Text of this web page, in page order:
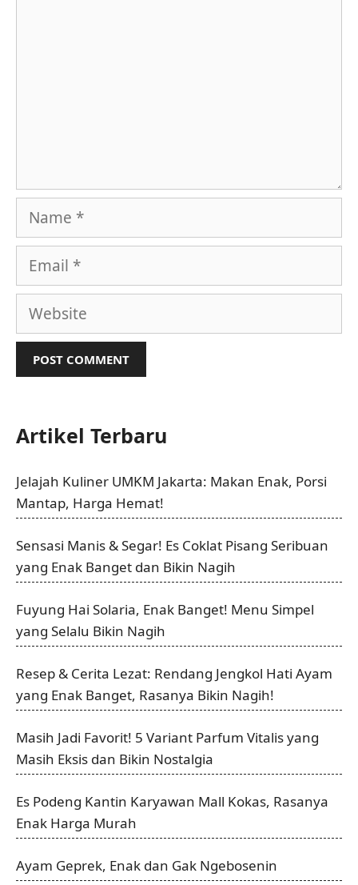
Name
Email
Website
Artikel Terbaru
Jelajah Kuliner UMKM Jakarta: Makan Enak, Porsi
Mantap, Harga Hemat!
Sensasi Manis & Segar! Es Coklat Pisang Seribuan
yang Enak Banget dan Bikin Nagih
Fuyung Hai Solaria, Enak Banget! Menu Simpel
yang Selalu Bikin Nagih
Resep & Cerita Lezat: Rendang Jengkol Hati Ayam
yang Enak Banget, Rasanya Bikin Nagih!
Masih Jadi Favorit! 5 Variant Parfum Vitalis yang
Masih Eksis dan Bikin Nostalgia
Es Podeng Kantin Karyawan Mall Kokas, Rasanya
Enak Harga Murah
Ayam Geprek, Enak dan Gak Ngebosenin